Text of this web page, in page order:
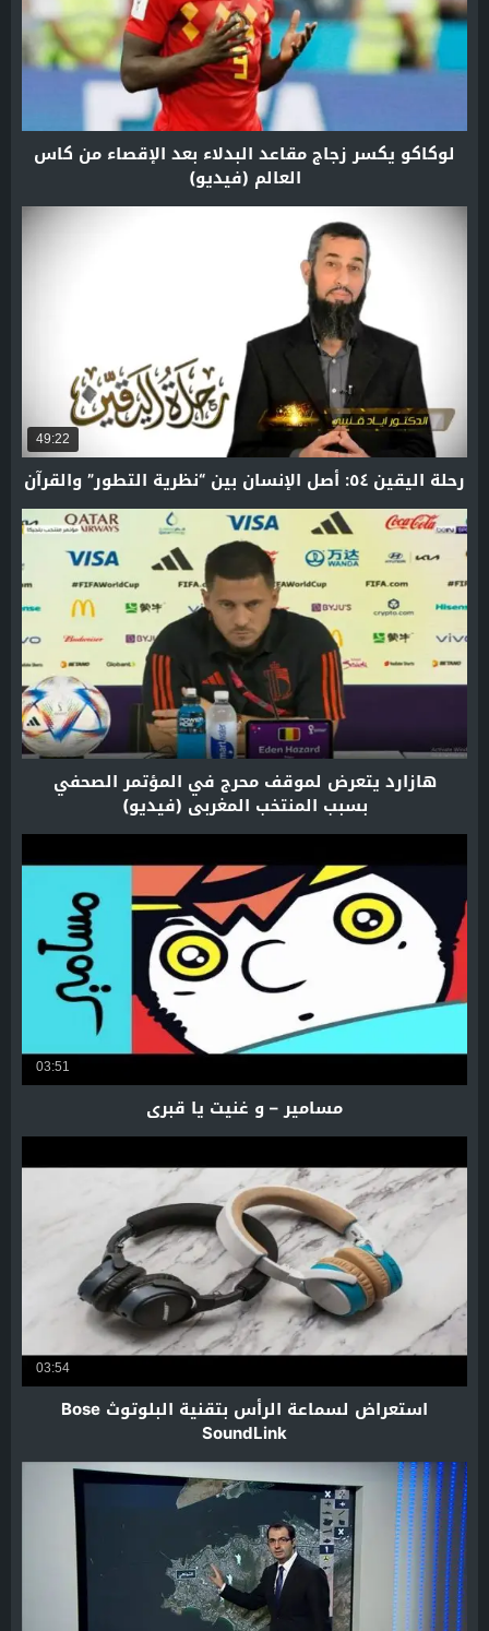
لوكاكو يكسر زجاج مقاعد البدلاء بعد الإقصاء من كاس
العالم (فيديو)
49:22
رحلة اليقين ٥٤: أصل الإنسان بين “نظرية التطور” والقرآن
هازارد يتعرض لموقف محرج في المؤتمر الصحفي
بسبب المنتخب المغربي (فيديو)
03:51
مسامير – و غنيت يا قبري
03:54
استعراض لسماعة الرأس بتقنية البلوتوث Bose
SoundLink